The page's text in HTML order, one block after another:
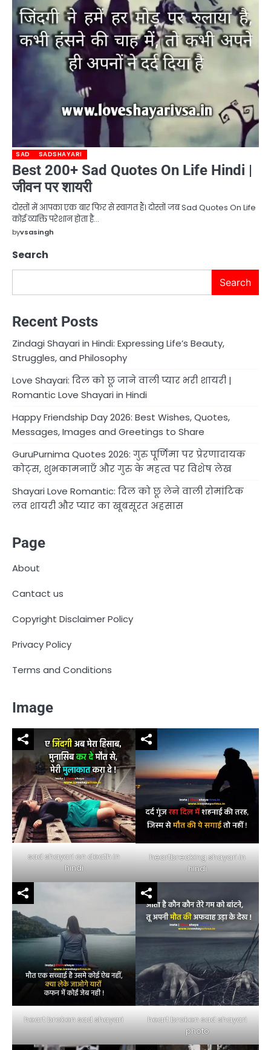
SAD SADSHAYARI
Best 200+ Sad Quotes On Life Hindi |
जीवन पर शायरी
दोस्तों में आपका एक बार फिर से स्वागत हैं। दोस्तों जब Sad Quotes On Life
कोई व्यक्ति परेशान होता है…
byvsasingh
Search
Search
Recent Posts
Zindagi Shayari in Hindi: Expressing Life’s Beauty,
Struggles, and Philosophy
Love Shayari: दिल को छू जाने वाली प्यार भरी शायरी |
Romantic Love Shayari in Hindi
Happy Friendship Day 2026: Best Wishes, Quotes,
Messages, Images and Greetings to Share
GuruPurnima Quotes 2026: गुरु पूर्णिमा पर प्रेरणादायक
कोट्स, शुभकामनाएँ और गुरु के महत्व पर विशेष लेख
Shayari Love Romantic: दिल को छू लेने वाली रोमांटिक
लव शायरी और प्यार का खूबसूरत अहसास
Page
About
Cantact us
Copyright Disclaimer Policy
Privacy Policy
Terms and Conditions
Image
sad shayari on death in
hindi
heartbreaking shayari in
hindi
heart broken sad shayari
heart broken sad shayari
photo